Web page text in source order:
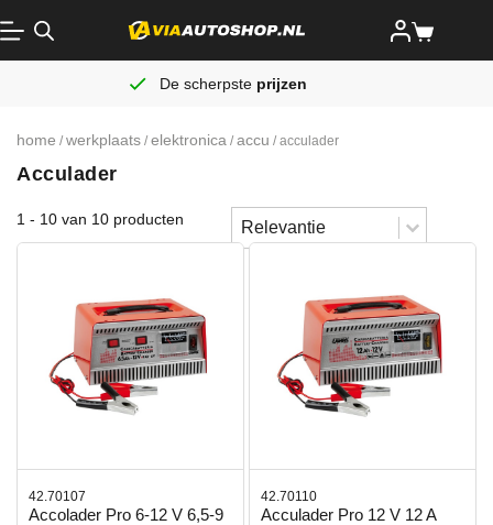
De scherpste prijzen
home / werkplaats / elektronica / accu / acculader
Acculader
1 - 10 van 10 producten Sorteren
Sort content
Sort content
42.70107
Accolader Pro 6-12 V 6,5-9
42.70110
Acculader Pro 12 V 12 A